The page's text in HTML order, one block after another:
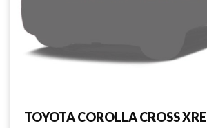
TOYOTA COROLLA CROSS XRE